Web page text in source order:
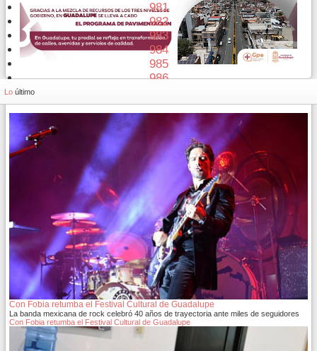
981
982
983
984
985
986
Lo último
Con Fobia retumba el Festival Cultural de Guadalupe
La banda mexicana de rock celebró 40 años de trayectoria ante miles de seguidores
Con Fobia retumba el Festival Cultural de Guadalupe